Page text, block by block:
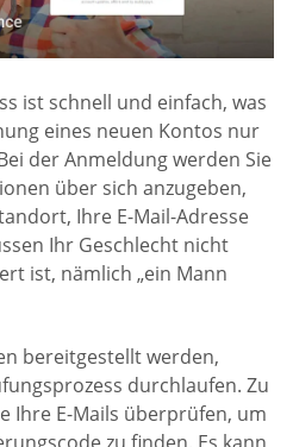
ist schnell und einfach, was
eines neuen Kontos nur
der Anmeldung werden Sie
über sich anzugeben,
Ihre E-Mail-Adresse
Ihr Geschlecht nicht
ist, nämlich „ein Mann
bereitgestellt werden,
durchlaufen. Zu
Ihre E-Mails überprüfen, um
zu finden. Es kann